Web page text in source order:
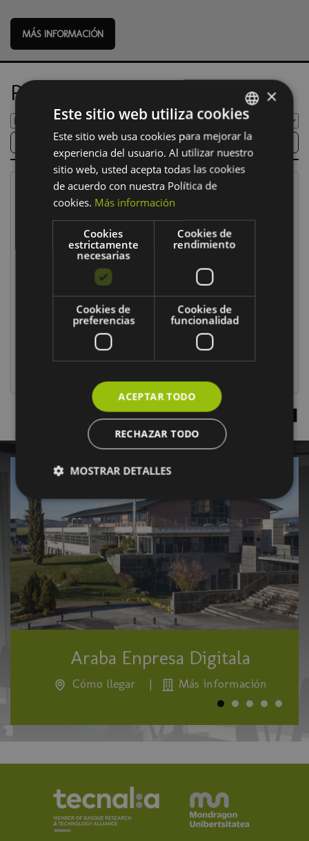
MÁS INFORMACIÓN
Próximos eventos
FILTRAR
En breve estaremos de vuelta con nuevas
Del 10/09 al 10/09,
VER MÁS EVENTOS
Araba Enpresa Digitala
Cómo llegar | Más información
SPANISH
BASQUE
×
Este sitio web utiliza cookies
Este sitio web usa cookies para mejorar la
experiencia del usuario. Al utilizar nuestro
sitio web, usted acepta todas las cookies
de acuerdo con nuestra Política de
cookies. Más información
Cookies
estrictamente
necesarias
Cookies de
rendimiento
Cookies de
preferencias
Cookies de
funcionalidad
ACEPTAR TODO
RECHAZAR TODO
MOSTRAR DETALLES